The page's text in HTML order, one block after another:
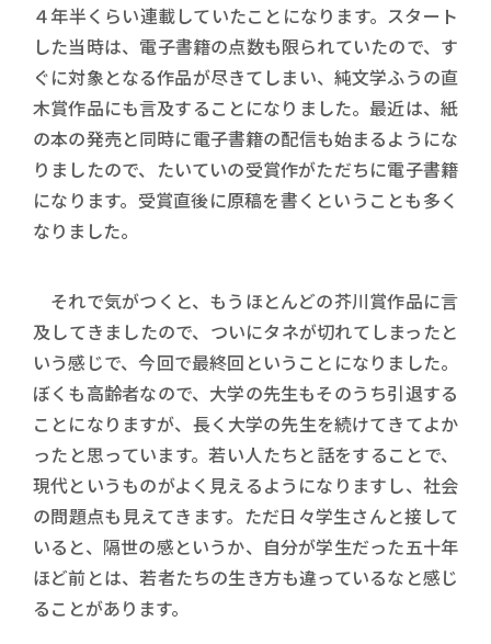
４年半くらい連載していたことになります。スタート
した当時は、電子書籍の点数も限られていたので、す
ぐに対象となる作品が尽きてしまい、純文学ふうの直
木賞作品にも言及することになりました。最近は、紙
の本の発売と同時に電子書籍の配信も始まるようにな
りましたので、たいていの受賞作がただちに電子書籍
になります。受賞直後に原稿を書くということも多く
なりました。
それで気がつくと、もうほとんどの芥川賞作品に言
及してきましたので、ついにタネが切れてしまったと
いう感じで、今回で最終回ということになりました。
ぼくも高齢者なので、大学の先生もそのうち引退する
ことになりますが、長く大学の先生を続けてきてよか
ったと思っています。若い人たちと話をすることで、
現代というものがよく見えるようになりますし、社会
の問題点も見えてきます。ただ日々学生さんと接して
いると、隔世の感というか、自分が学生だった五十年
ほど前とは、若者たちの生き方も違っているなと感じ
ることがあります。